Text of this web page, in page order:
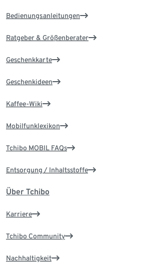
Bedienungsanleitungen
Ratgeber & Größenberater
Geschenkkarte
Geschenkideen
Kaffee-Wiki
Mobilfunklexikon
Tchibo MOBIL FAQs
Entsorgung / Inhaltsstoffe
Über Tchibo
Karriere
Tchibo Community
Nachhaltigkeit